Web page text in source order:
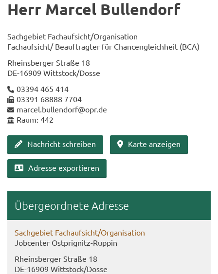
Herr Mar­cel Bul­len­dorf
Sach­ge­biet Fach­auf­sicht/Or­ga­ni­sa­ti­on
Fach­auf­sicht/ Be­auf­trag­ter für Chan­cen­gleich­heit (BCA)
Rheins­ber­ger Stra­ße 18
DE-​16909 Witt­stock/Dosse
03394 465 414
03391 68888 7704
mar­cel.bul­len­dorf@opr.de
Raum: 442
Nach­richt schrei­ben Karte an­zei­gen
Adres­se ex­por­tie­ren
Über­ge­ord­ne­te Adres­se
Sach­ge­biet Fach­auf­sicht/Or­ga­ni­sa­ti­on
Job­cen­ter Ostprignitz-​Ruppin
Rheins­ber­ger Stra­ße 18
DE-​16909 Witt­stock/Dosse